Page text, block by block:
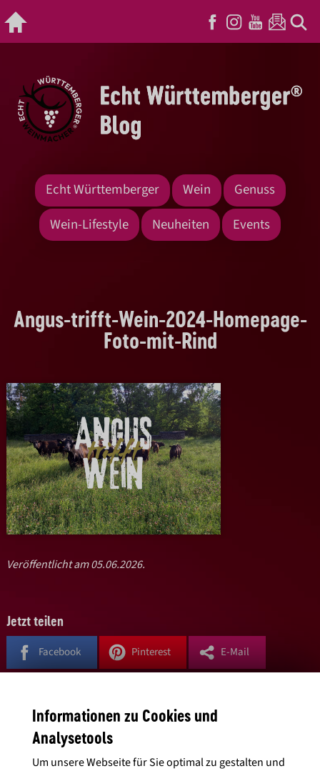
Echt Württemberger Wein
Genuss
Wein-Lifestyle
Neuheiten Events
Angus-trifft-Wein-2024-Homepage-
Foto-mit-Rind
Veröffentlicht am 05.06.2026.
Jetzt teilen
Facebook Pinterest E-Mail
Schreibe einen Kommentar
sind mit*markiert
Informationen zu Cookies und
Analysetools
Um unsere Webseite für Sie optimal zu gestalten und